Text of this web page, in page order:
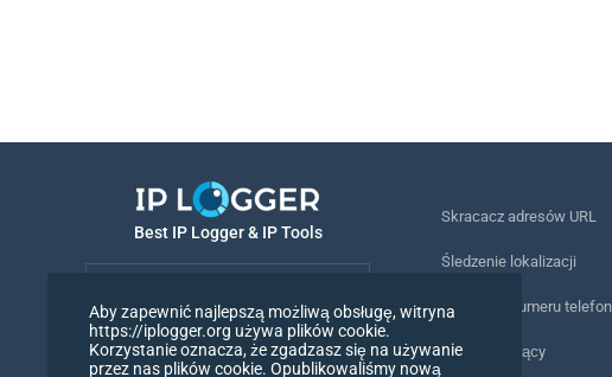
Best IP Logger & IP Tools
Polski
Skracacz adresów URL
Śledzenie lokalizacji
Śledzenie numeru
Piksel śledzący
Aby zapewnić najlepszą możliwą obsługę, witryna
https://iplogger.org używa plików cookie.
Korzystanie oznacza, że zgadzasz się na używanie
przez nas plików cookie. Opublikowaliśmy nową